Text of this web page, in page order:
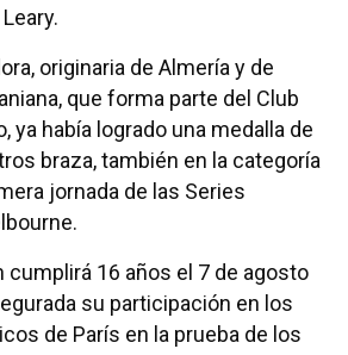
originaria de Almería y de
que forma parte del Club
ya había logrado una medalla de
braza, también en la categoría
jornada de las Series
cumplirá 16 años el 7 de agosto
su participación en los
de París en la prueba de los